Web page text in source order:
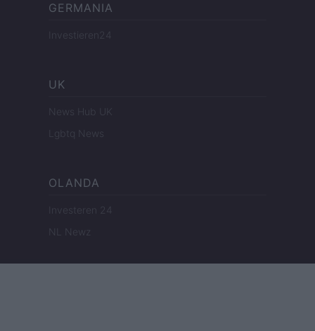
GERMANIA
Investieren24
UK
News Hub UK
Lgbtq News
OLANDA
Investeren 24
NL Newz